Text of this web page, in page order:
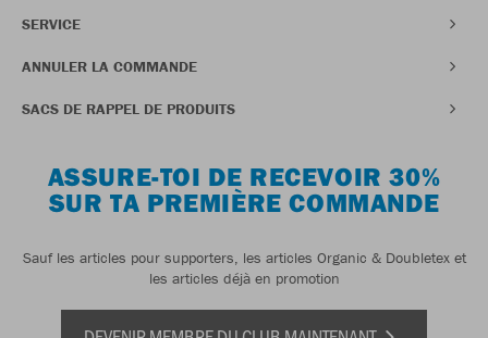
SERVICE
ANNULER LA COMMANDE
SACS DE RAPPEL DE PRODUITS
ASSURE-TOI DE RECEVOIR 30%
SUR TA PREMIÈRE COMMANDE
Sauf les articles pour supporters, les articles Organic & Doubletex et
les articles déjà en promotion